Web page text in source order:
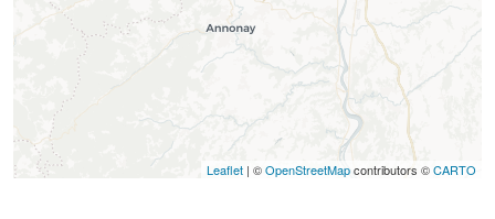
Leaflet | ©OpenStreetMapcontributors ©CARTO